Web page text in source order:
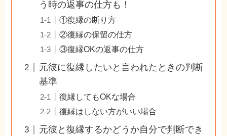
う時の返事の仕方も！
①復縁の断り方
②復縁の保留の仕方
③復縁OKの返事の仕方
元彼に復縁したいと言われたときの判断
基準
復縁してもOKな場合
復縁はしない方がいい場合
元彼と復縁するかどうか自分で判断でき